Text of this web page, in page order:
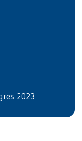
2023